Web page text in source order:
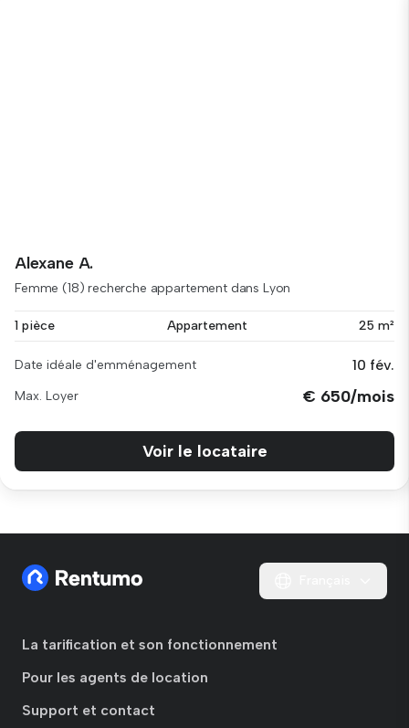
Alexane A.
Femme (18) recherche appartement dans Lyon
1 pièce Appartement 25 m²
Date idéale d'emménagement 10 fév.
Max. Loyer € 650/mois
Voir le locataire
La tarification et son fonctionnement
Pour les agents de location
Support et contact